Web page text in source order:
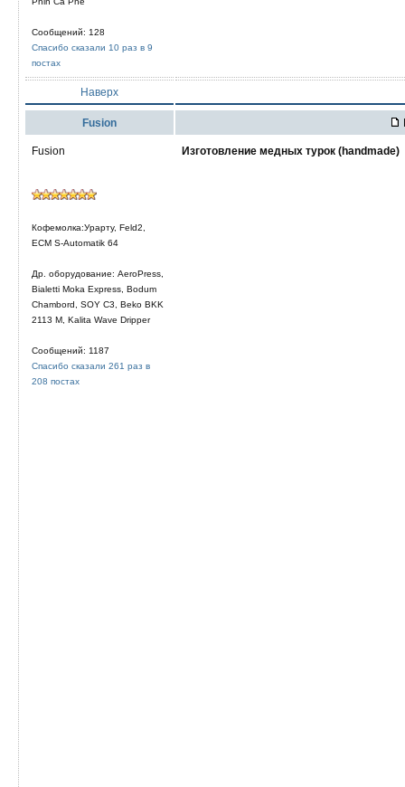
Сообщений: 128
Спасибо сказали 10 раз в 9
постах
Наверх
Fusion
Fusion
Кофемолка:Урарту, Feld2,
ECM S-Automatik 64
Др. оборудование: AeroPress,
Bialetti Moka Express, Bodum
Chambord, SOY C3, Beko BKK
2113 M, Kalita Wave Dripper
Сообщений: 1187
Спасибо сказали 261 раз в
208 постах
Изготовление медных турок (handmade)